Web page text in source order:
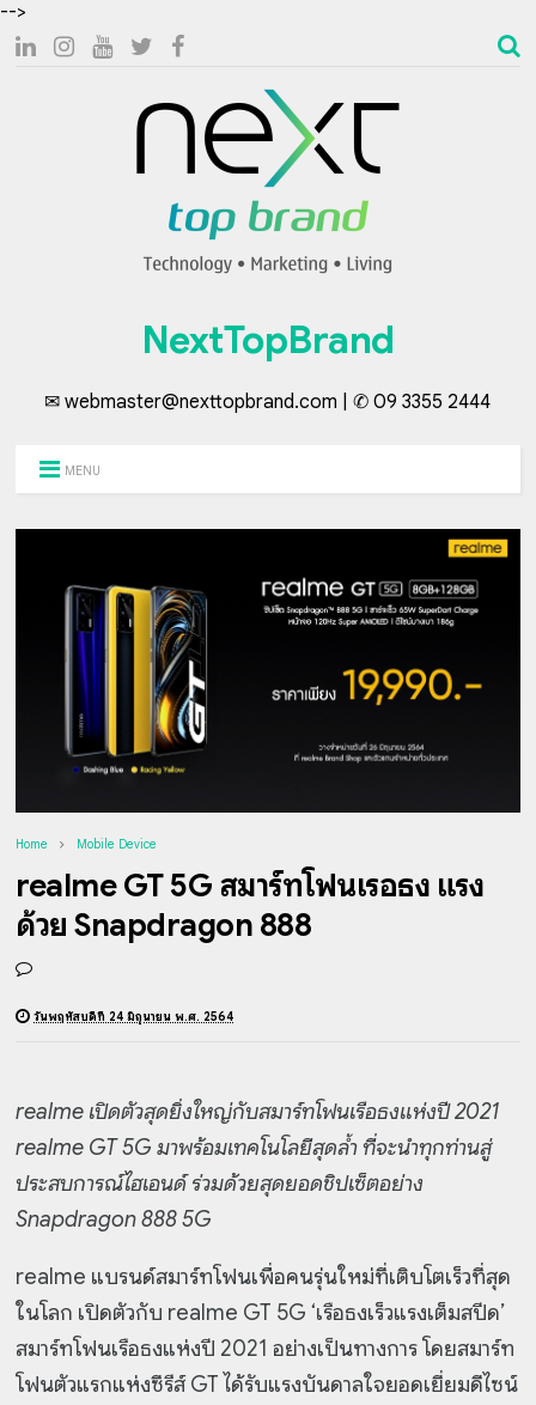
-->
NextTopBrand
✉ webmaster@nexttopbrand.com | ✆ 09 3355 2444
MENU
Home Mobile Device
realme GT 5G สมาร์ทโฟนเรือธง แรง
ด้วย Snapdragon 888
วันพฤหัสบดีที่ 24 มิถุนายน พ.ศ. 2564
realme เปิดตัวสุดยิ่งใหญ่กับสมาร์ทโฟนเรือธงแห่งปี 2021
realme GT 5G มาพร้อมเทคโนโลยีสุดล้ำ ที่จะนำทุกท่านสู่
ประสบการณ์ไฮเอนด์ ร่วมด้วยสุดยอดชิปเซ็ตอย่าง
Snapdragon 888 5G
realme แบรนด์สมาร์ทโฟนเพื่อคนรุ่นใหม่ที่เติบโตเร็วที่สุด
ในโลก เปิดตัวกับ realme GT 5G ‘เรือธงเร็วแรงเต็มสปีด’
สมาร์ทโฟนเรือธงแห่งปี 2021 อย่างเป็นทางการ โดยสมาร์ท
โฟนตัวแรกแห่งซีรีส์ GT ได้รับแรงบันดาลใจยอดเยี่ยมดีไซน์